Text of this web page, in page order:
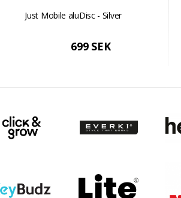
Just Mobile aluDisc - Silver
699 SEK